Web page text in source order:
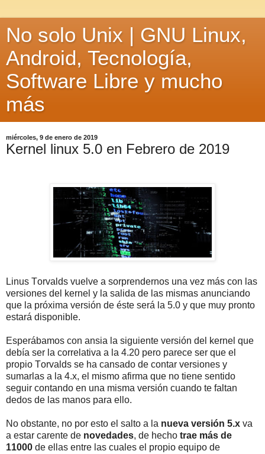
No solo Unix | GNU Linux,
Android, Tecnología,
Software Libre y mucho
más
miércoles, 9 de enero de 2019
Kernel linux 5.0 en Febrero de 2019
Linus Torvalds vuelve a sorprendernos una vez más con las
versiones del kernel y la salida de las mismas anunciando
que la próxima versión de éste será la 5.0 y que muy pronto
estará disponible.
Esperábamos con ansia la siguiente versión del kernel que
debía ser la correlativa a la 4.20 pero parece ser que el
propio Torvalds se ha cansado de contar versiones y
sumarlas a la 4.x, el mismo afirma que no tiene sentido
seguir contando en una misma versión cuando te faltan
dedos de las manos para ello.
No obstante, no por esto el salto a la nueva versión 5.x va
a estar carente de novedades, de hecho trae más de
11000 de ellas entre las cuales el propio equipo de